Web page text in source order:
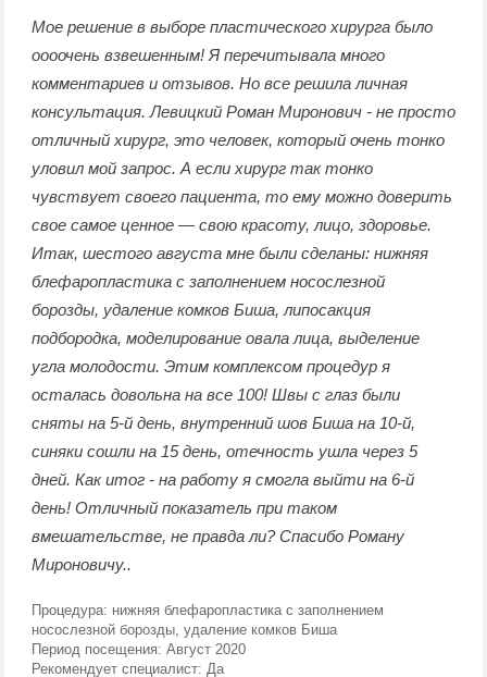
Мое решение в выборе пластического хирурга было
оооочень взвешенным! Я перечитывала много
комментариев и отзывов. Но все решила личная
консультация. Левицкий Роман Миронович - не просто
отличный хирург, это человек, который очень тонко
уловил мой запрос. А если хирург так тонко
чувствует своего пациента, то ему можно доверить
свое самое ценное — свою красоту, лицо, здоровье.
Итак, шестого августа мне были сделаны: нижняя
блефаропластика с заполнением носослезной
борозды, удаление комков Биша, липосакция
подбородка, моделирование овала лица, выделение
угла молодости. Этим комплексом процедур я
осталась довольна на все 100! Швы с глаз были
сняты на 5-й день, внутренний шов Биша на 10-й,
синяки сошли на 15 день, отечность ушла через 5
дней. Как итог - на работу я смогла выйти на 6-й
день! Отличный показатель при таком
вмешательстве, не правда ли? Спасибо Роману
Мироновичу..
Процедура: нижняя блефаропластика с заполнением
носослезной борозды, удаление комков Биша
Период посещения: Август 2020
Рекомендует специалист: Да